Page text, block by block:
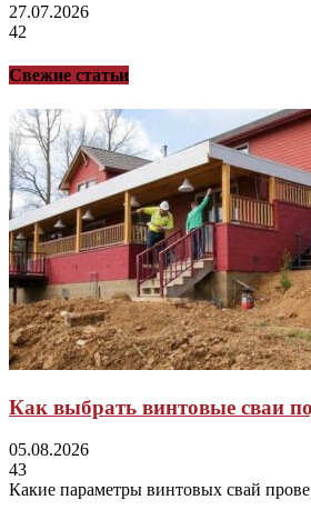
27.07.2026
42
Свежие статьи
Как выбрать винтовые сваи
05.08.2026
43
Какие параметры винтовых свай